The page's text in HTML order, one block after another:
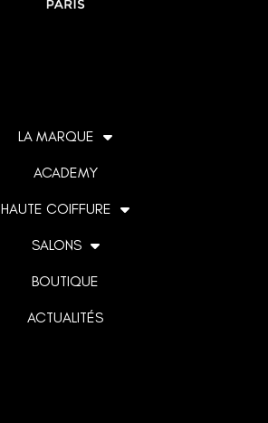
LA MARQUE
ACADEMY
HAUTE COIFFURE
SALONS
BOUTIQUE
ACTUALITÉS